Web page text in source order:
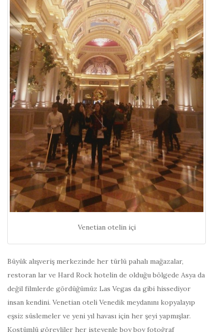
Venetian otelin içi
Büyük alışveriş merkezinde her türlü pahalı mağazalar,
restoran lar ve Hard Rock hotelin de olduğu bölgede Asya da
değil filmlerde gördüğümüz Las Vegas da gibi hissediyor
insan kendini. Venetian oteli Venedik meydanını kopyalayıp
eşsiz süslemeler ve yeni yıl havası için her şeyi yapmışlar.
Kostümlü görevliler her isteyenle boy boy fotoğraf